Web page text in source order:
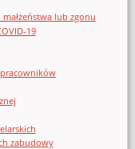
lub zgonu
19
zabudowy